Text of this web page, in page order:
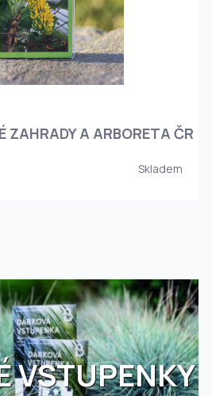
ZAHRADY A ARBORETA ČR
Skladem
VSTUPENKY